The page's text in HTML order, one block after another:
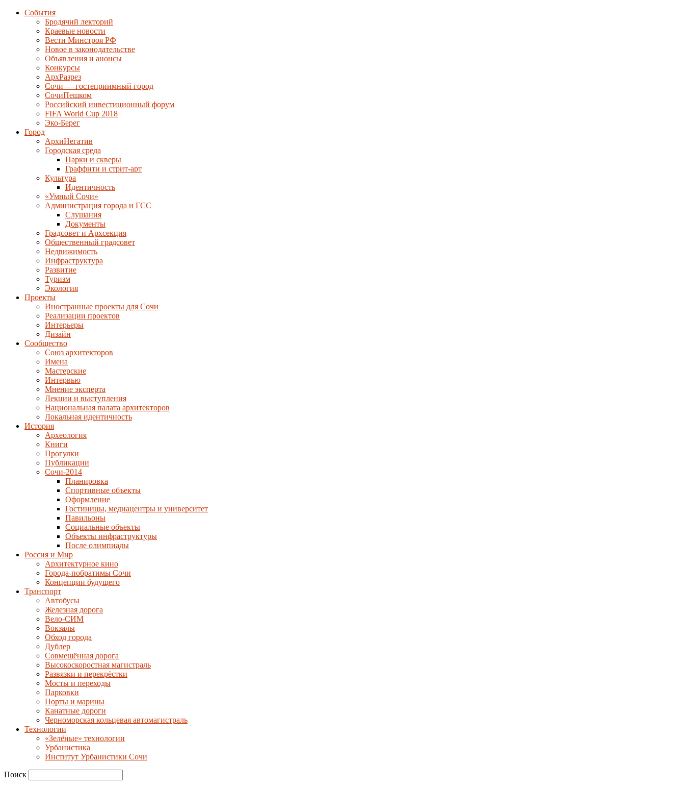
События
Бродячий лекторий
Краевые новости
Вести Минстроя РФ
Новое в законодательстве
Объявления и анонсы
Конкурсы
АрхРазрез
Сочи — гостеприимный город
СочиПешком
Российский инвестиционный форум
FIFA World Cup 2018
Эко-Берег
Город
АрхиНегатив
Городская среда
Парки и скверы
Граффити и стрит-арт
Культура
Идентичность
«Умный Сочи»
Администрация города и ГСС
Слушания
Документы
Градсовет и Архсекция
Общественный градсовет
Недвижимость
Инфраструктура
Развитие
Туризм
Экология
Проекты
Иностранные проекты для Сочи
Реализации проектов
Интерьеры
Дизайн
Сообщество
Союз архитекторов
Имена
Мастерские
Интервью
Мнение эксперта
Лекции и выступления
Национальная палата архитекторов
Локальная идентичность
История
Археология
Книги
Прогулки
Публикации
Сочи-2014
Планировка
Спортивные объекты
Оформление
Гостиницы, медиацентры и университет
Павильоны
Социальные объекты
Объекты инфраструктуры
После олимпиады
Россия и Мир
Архитектурное кино
Города-побратимы Сочи
Концепции будущего
Транспорт
Автобусы
Железная дорога
Вело-СИМ
Вокзалы
Обход города
Дублер
Совмещённая дорога
Высокоскоростная магистраль
Развязки и перекрёстки
Мосты и переходы
Парковки
Порты и марины
Канатные дороги
Черноморская кольцевая автомагистраль
Технологии
«Зелёные» технологии
Урбанистика
Институт Урбанистики Сочи
Поиск